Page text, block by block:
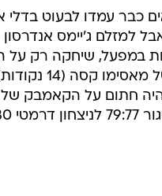
למזלם ג'יימס
במפעל, שיחקה רק על
חתום על הקאמבק של